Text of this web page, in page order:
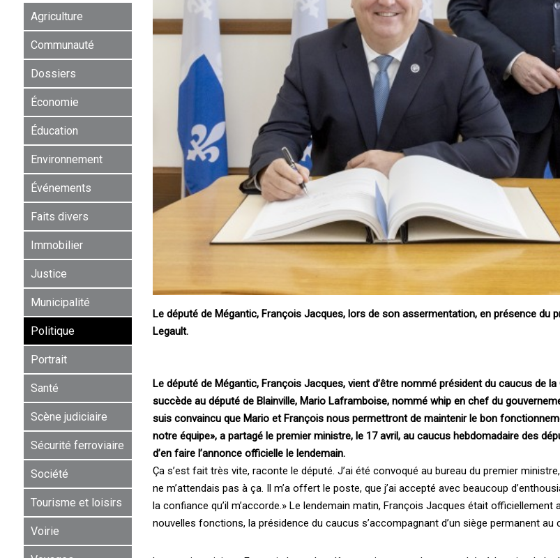
Agriculture
Communauté
Dossiers
Économie
Éducation
Environnement
Événements
Faits divers
Immobilier
Justice
Municipalité
Politique
Portrait
Santé
Scène judiciaire
Sécurité ferroviaire
Société
Tourisme et loisirs
Voirie
Le député de Mégantic, François Jacques, lors de son assermentation, en présence du
Legault.
Le député de Mégantic, François Jacques, vient d’être nommé président du caucus de
succède au député de Blainville, Mario Laframboise, nommé whip en chef du
suis convaincu que Mario et François nous permettront de maintenir le bon
notre équipe», a partagé le premier ministre, le 17 avril, au caucus hebdomadaire des
d’en faire l’annonce officielle le lendemain.
Ça s’est fait très vite, raconte le député. J’ai été convoqué au bureau du premier
ne m’attendais pas à ça. Il m’a offert le poste, que j’ai accepté avec beaucoup
la confiance qu’il m’accorde.» Le lendemain matin, François Jacques était officiellement
nouvelles fonctions, la présidence du caucus s’accompagnant d’un siège permanent au